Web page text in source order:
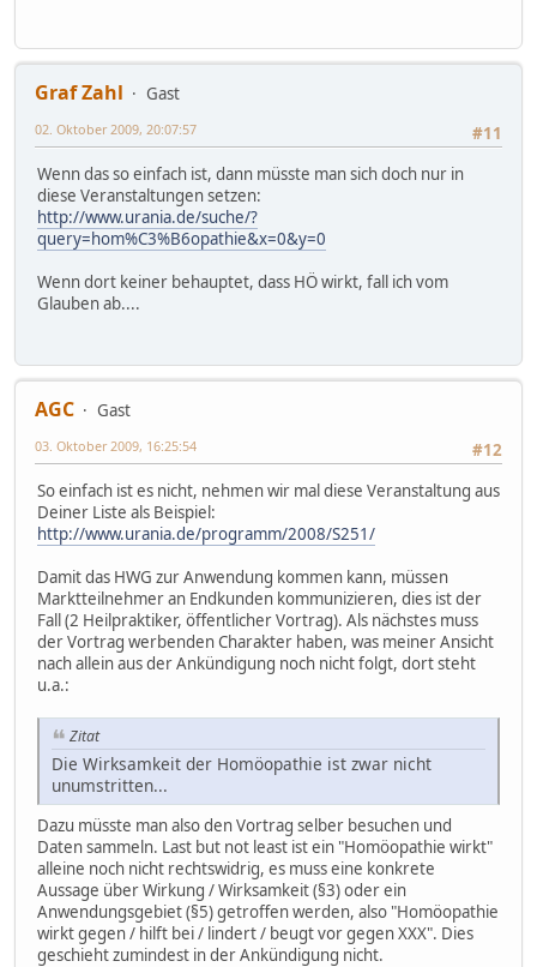
Graf Zahl
Gast
#11
02. Oktober 2009, 20:07:57
Wenn das so einfach ist, dann müsste man sich doch nur in
diese Veranstaltungen setzen:
http://www.urania.de/suche/?
query=hom%C3%B6opathie&x=0&y=0
Wenn dort keiner behauptet, dass HÖ wirkt, fall ich vom
Glauben ab....
AGC
Gast
#12
03. Oktober 2009, 16:25:54
So einfach ist es nicht, nehmen wir mal diese Veranstaltung aus
Deiner Liste als Beispiel:
http://www.urania.de/programm/2008/S251/
Damit das HWG zur Anwendung kommen kann, müssen
Marktteilnehmer an Endkunden kommunizieren, dies ist der
Fall (2 Heilpraktiker, öffentlicher Vortrag). Als nächstes muss
der Vortrag werbenden Charakter haben, was meiner Ansicht
nach allein aus der Ankündigung noch nicht folgt, dort steht
u.a.:
Zitat
Die Wirksamkeit der Homöopathie ist zwar nicht
unumstritten...
Dazu müsste man also den Vortrag selber besuchen und
Daten sammeln. Last but not least ist ein "Homöopathie wirkt"
alleine noch nicht rechtswidrig, es muss eine konkrete
Aussage über Wirkung / Wirksamkeit (§3) oder ein
Anwendungsgebiet (§5) getroffen werden, also "Homöopathie
wirkt gegen / hilft bei / lindert / beugt vor gegen XXX". Dies
geschieht zumindest in der Ankündigung nicht.